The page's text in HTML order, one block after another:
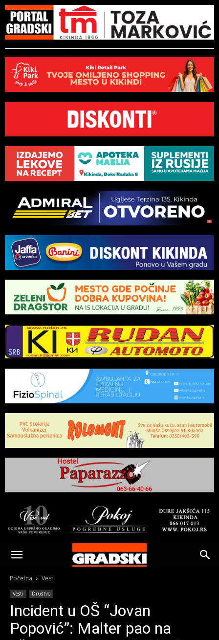
Gradski
Online
Kikinda
Početna Vesti
Vesti Društvo
Incident u OŠ “Jovan
Popović”: Malter pao na